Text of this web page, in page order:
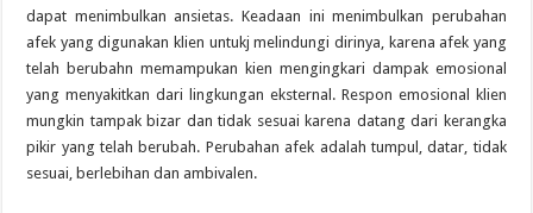
dapat menimbulkan ansietas. Keadaan ini menimbulkan perubahan
afek yang digunakan klien untukj melindungi dirinya, karena afek yang
telah berubahn memampukan kien mengingkari dampak emosional
yang menyakitkan dari lingkungan eksternal. Respon emosional klien
mungkin tampak bizar dan tidak sesuai karena datang dari kerangka
pikir yang telah berubah. Perubahan afek adalah tumpul, datar, tidak
sesuai, berlebihan dan ambivalen.